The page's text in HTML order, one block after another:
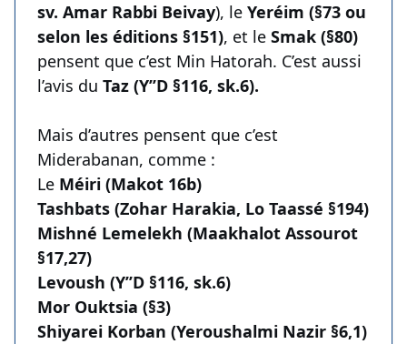
sv. Amar Rabbi Beivay), le Yeréim (§73 ou
selon les éditions §151), et le Smak (§80)
pensent que c’est Min Hatorah. C’est aussi
l’avis du Taz (Y’’D §116, sk.6).
Mais d’autres pensent que c’est
Miderabanan, comme :
Le Méiri (Makot 16b)
Tashbats (Zohar Harakia, Lo Taassé §194)
Mishné Lemelekh (Maakhalot Assourot
§17,27)
Levoush (Y’’D §116, sk.6)
Mor Ouktsia (§3)
Shiyarei Korban (Yeroushalmi Nazir §6,1)